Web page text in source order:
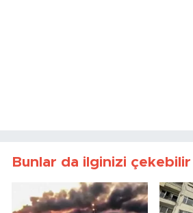
Bunlar da ilginizi çekebilir